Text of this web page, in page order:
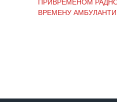
ВРЕМЕНУ АМБУЛАНТИ